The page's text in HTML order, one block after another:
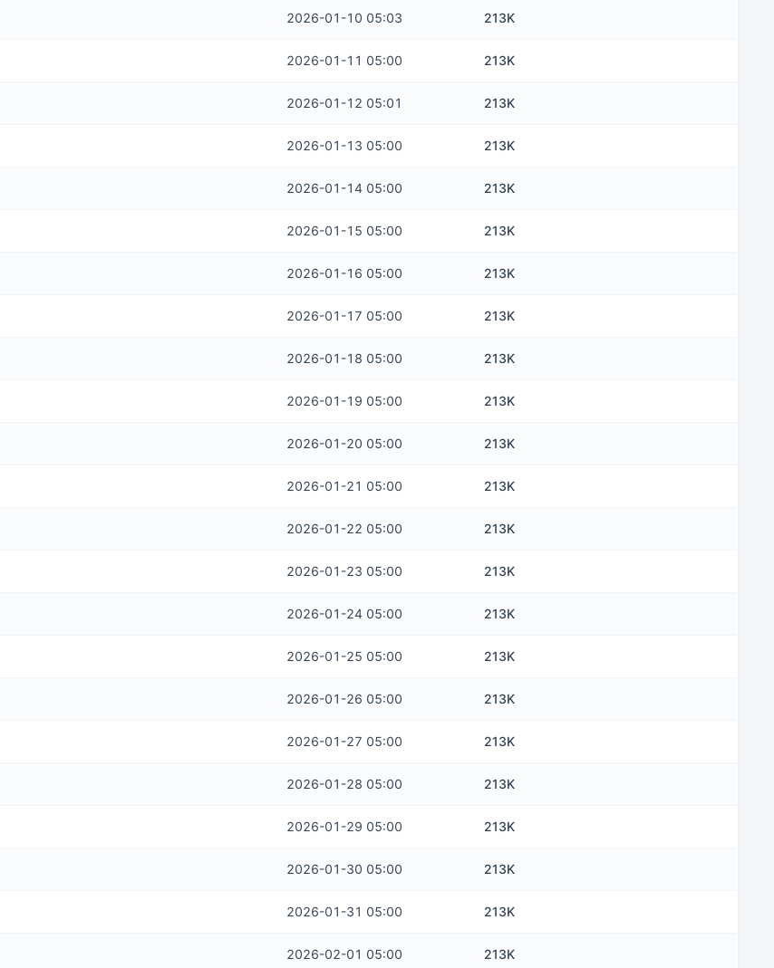
2026-01-10 05:03 213K
2026-01-11 05:00 213K
2026-01-12 05:01 213K
2026-01-13 05:00 213K
2026-01-14 05:00 213K
2026-01-15 05:00 213K
2026-01-16 05:00 213K
2026-01-17 05:00 213K
2026-01-18 05:00 213K
2026-01-19 05:00 213K
2026-01-20 05:00 213K
2026-01-21 05:00 213K
2026-01-22 05:00 213K
2026-01-23 05:00 213K
2026-01-24 05:00 213K
2026-01-25 05:00 213K
2026-01-26 05:00 213K
2026-01-27 05:00 213K
2026-01-28 05:00 213K
2026-01-29 05:00 213K
2026-01-30 05:00 213K
2026-01-31 05:00 213K
2026-02-01 05:00 213K